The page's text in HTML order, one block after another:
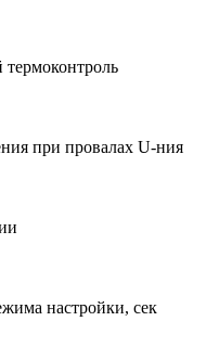
при провалах U-ния
настройки, сек